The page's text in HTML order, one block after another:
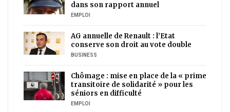
dans son rapport annuel
EMPLOI
AG annuelle de Renault : l’Etat
conserve son droit au vote double
BUSINESS
Chômage : mise en place de la « prime
transitoire de solidarité » pour les
séniors en difficulté
EMPLOI